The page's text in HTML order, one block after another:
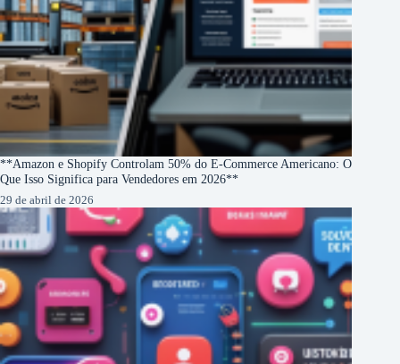
**Amazon e Shopify Controlam 50% do E-Commerce Americano: O
Que Isso Significa para Vendedores em 2026**
29 de abril de 2026